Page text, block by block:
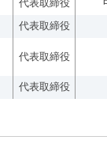
代表取締役
代表取締役
代表取締役
代表取締役